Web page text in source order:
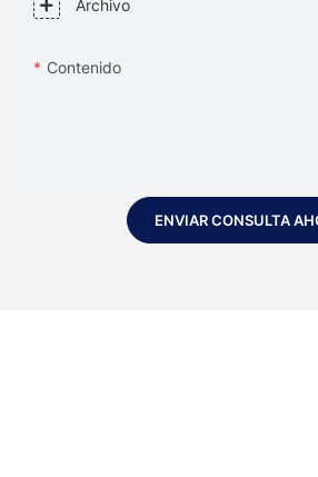
Archivo
Contenido
ENVIAR CONSULTA